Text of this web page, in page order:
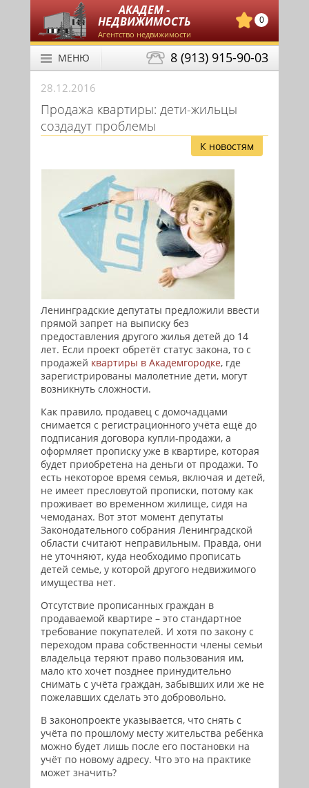
АКАДЕМ -
НЕДВИЖИМОСТЬ
Агентство недвижимости
0
8 (913) 915-90-03
МЕНЮ
28.12.2016
Продажа квартиры: дети-жильцы
создадут проблемы
К новостям
Ленинградские депутаты предложили ввести
прямой запрет на выписку без
предоставления другого жилья детей до 14
лет. Если проект обретёт статус закона, то с
продажей квартиры в Академгородке, где
зарегистрированы малолетние дети, могут
возникнуть сложности.
Как правило, продавец с домочадцами
снимается с регистрационного учёта ещё до
подписания договора купли-продажи, а
оформляет прописку уже в квартире, которая
будет приобретена на деньги от продажи. То
есть некоторое время семья, включая и детей,
не имеет пресловутой прописки, потому как
проживает во временном жилище, сидя на
чемоданах. Вот этот момент депутаты
Законодательного собрания Ленинградской
области считают неправильным. Правда, они
не уточняют, куда необходимо прописать
детей семье, у которой другого недвижимого
имущества нет.
Отсутствие прописанных граждан в
продаваемой квартире – это стандартное
требование покупателей. И хотя по закону с
переходом права собственности члены семьи
владельца теряют право пользования им,
мало кто хочет позднее принудительно
снимать с учёта граждан, забывших или же не
пожелавших сделать это добровольно.
В законопроекте указывается, что снять с
учёта по прошлому месту жительства ребёнка
можно будет лишь после его постановки на
учёт по новому адресу. Что это на практике
может значить?